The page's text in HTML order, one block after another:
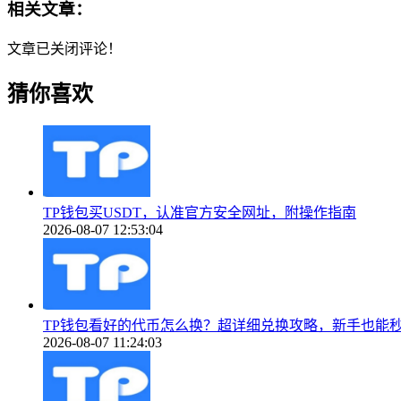
相关文章：
文章已关闭评论！
猜你喜欢
TP钱包买USDT，认准官方安全网址，附操作指南
2026-08-07 12:53:04
TP钱包看好的代币怎么换？超详细兑换攻略，新手也能
2026-08-07 11:24:03